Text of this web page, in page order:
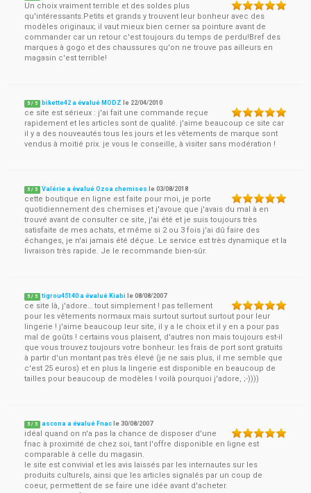
Un choix vraiment terrible et des soldes plus
qu'intéressants.Petits et grands y trouvent leur bonheur avec des
modèles originaux; il vaut mieux bien cerner sa pointure avant de
commander car un retour c'est toujours du temps de perdu!Bref des
marques à gogo et des chaussures qu'on ne trouve pas ailleurs en
magasin c'est terrible!
5 / 5 bikette42 a évalué MODZ le 22/04/2010
ce site est sérieux : j'ai fait une commande reçue
rapidement et les articles sont de qualité. j'aime beaucoup ce site car
il y a des nouveautés tous les jours et les vêtements de marque sont
vendus à moitié prix. je vous le conseille, à visiter sans modération !
5 / 5 Valérie a évalué Ozoa chemises le03/08/2018
cette boutique en ligne est faite pour moi, je porte
quotidiennement des chemises et j'avoue que j'avais du mal à en
trouvé avant de consulter ce site, j'ai été et je suis toujours très
satisfaite de mes achats, et même si 2 ou 3 fois j'ai dû faire des
échanges, je n'ai jamais été déçue. Le service est très dynamique et la
livraison très rapide. Je le recommande bien-sûr.
5 / 5 tigrou45140 a évalué Kiabi le08/08/2007
ce site là, j'adore… tout simplement ! pas tellement
pour les vêtements normaux mais surtout surtout surtout pour leur
lingerie ! j'aime beaucoup leur site, il y a le choix et il y en a pour pas
mal de goûts ! certains vous plaisent, d'autres non mais toujours est-il
que vous trouvez toujours votre bonheur. les frais de port sont gratuits
à partir d'un montant pas très élevé (je ne sais plus, il me semble que
c'est 25 euros) et en plus la lingerie est disponible en beaucoup de
tailles pour beaucoup de modèles ! voilà pourquoi j'adore, ;-))))
5 / 5 ascona a évalué Fnac le30/08/2007
idéal quand on n'a pas la chance de disposer d'une
fnac à proximité de chez soi, tant l'offre disponible en ligne est
comparable à celle du magasin.
le site est convivial et les avis laissés par les internautes sur les
produits culturels, ainsi que les articles signalés par un coup de
coeur, permettent de se faire une idée avant d'acheter.